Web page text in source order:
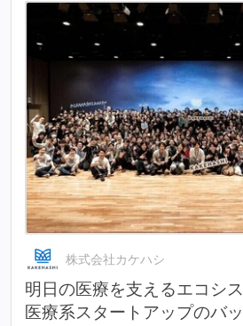
株式会社カケハシ
明⽇の医療を支えるエコシ
医療系スタートアップのバ